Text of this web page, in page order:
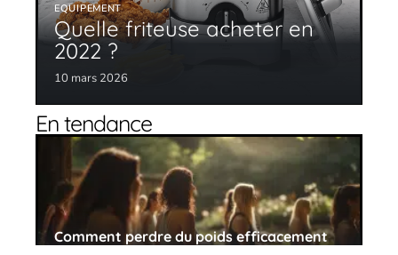
EQUIPEMENT
Quelle friteuse acheter en
2022 ?
10 mars 2026
En tendance
Comment perdre du poids efficacement
en limitant les graisses